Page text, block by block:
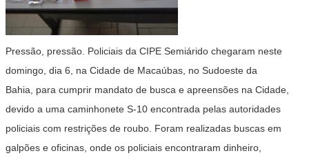
Pressão, pressão. Policiais da CIPE Semiárido chegaram neste
domingo, dia 6, na Cidade de Macaúbas, no Sudoeste da
Bahia, para cumprir mandato de busca e apreensões na Cidade,
devido a uma caminhonete S-10 encontrada pelas autoridades
policiais com restrições de roubo. Foram realizadas buscas em
galpões e oficinas, onde os policiais encontraram dinheiro,